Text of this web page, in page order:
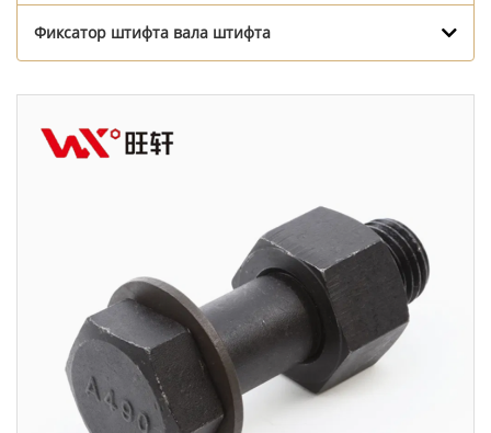
Фиксатор штифта вала штифта